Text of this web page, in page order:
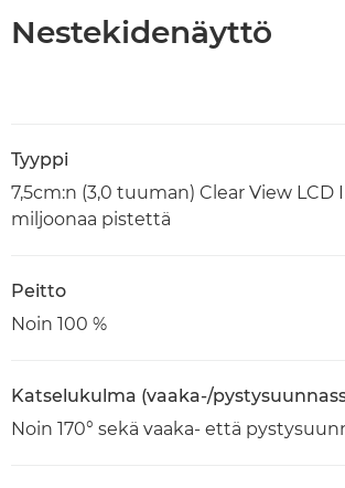
Nestekidenäyttö
Tyyppi
7,5cm:n (3,0 tuuman) Clear View LCD
miljoonaa pistettä
Peitto
Noin 100 %
Katselukulma (vaaka-/
Noin 170° sekä vaaka- että